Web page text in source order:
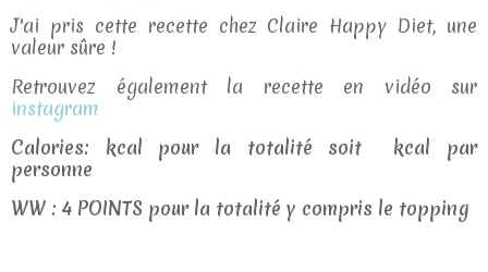
J'ai pris cette recette chez Claire Happy Diet, une
valeur sûre !
Retrouvez également la recette en vidéo sur
instagram
Calories: kcal pour la totalité soit kcal par
personne
WW : 4 POINTS pour la totalité y compris le topping